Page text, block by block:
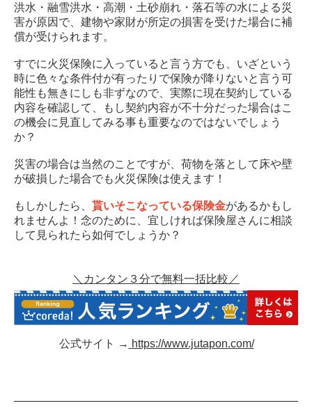
洪水・融雪洪水・高潮・土砂崩れ・落石等の水による災
害が原因で、建物や家財が所定の損害を受けた場合に補
償が受けられます。
すでに火災保険に入っていると言う方でも、いざという
時に色々な条件付が有ったりで保険が降りないと言う可
能性も無きにしも非ずなので、実際に現在契約している
内容を確認して、もし契約内容が不十分だった場合はこ
の機会に見直してみる事も重要なのではないでしょう
か？
災害の場合は当然のことですが、荷物を落として床や壁
が破損した場合でも火災保険は使えます！
もしかしたら、 貰いそこなっている保険金があるかもし
れませんよ！念のために、宜しければ保険屋さんに相談
して見られたら如何でしょうか？
＼カンタン３分で無料一括比較／
公式サイト → https://www.jutapon.com/